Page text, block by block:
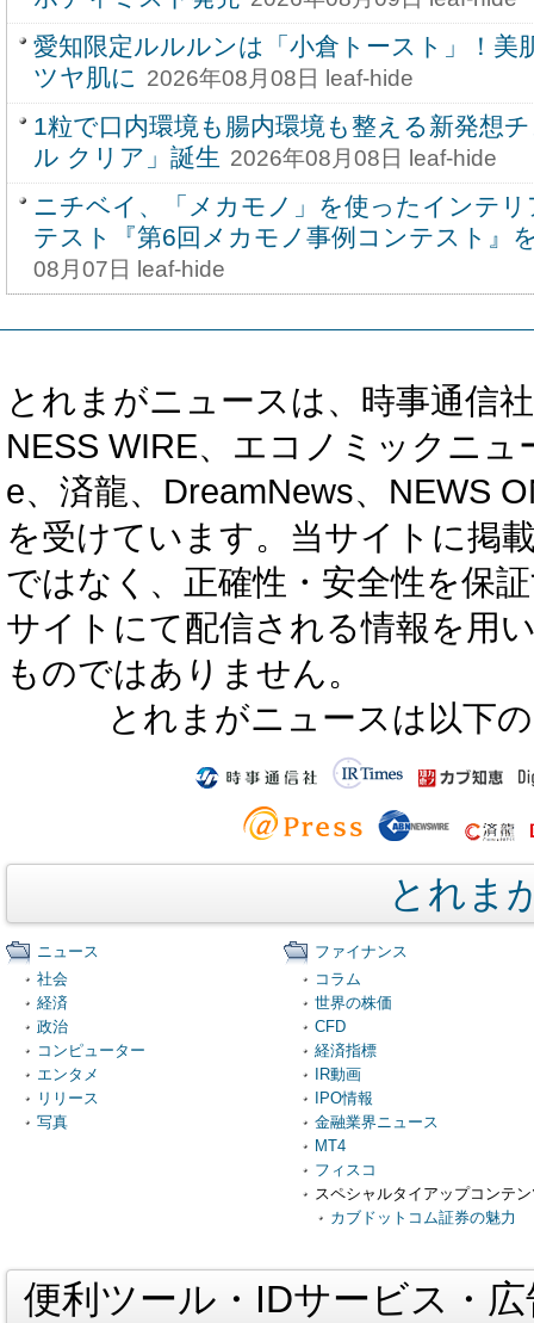
愛知限定ルルルンは「小倉トースト」！美
ツヤ肌に 2026年08月08日 leaf-hide
1粒で口内環境も腸内環境も整える新発想
ル クリア」誕生 2026年08月08日 leaf-hide
ニチベイ、「メカモノ」を使ったインテ
テスト『第6回メカモノ事例コンテスト』
08月07日 leaf-hide
とれまがニュースは、時事通信
NESS WIRE、エコノミックニ
e、済龍、DreamNews、NEWS
を受けています。当サイトに掲
ではなく、正確性・安全性を保
サイトにて配信される情報を用
ものではありません。
とれまがニュースは以下
とれま
ニュース
社会
経済
政治
コンピューター
エンタメ
リリース
写真
ファイナンス
コラム
世界の株価
CFD
経済指標
IR動画
IPO情報
金融業界ニュース
MT4
フィスコ
スペシャルタイアップコンテ
カブドットコム証券の魅力
便利ツール・IDサービス・